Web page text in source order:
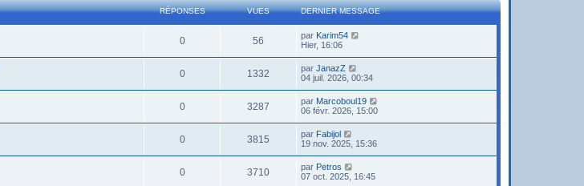
RÉPONSES VUES DERNIER MESSAGE
0 56 par Karim54
Hier, 16:06
0 1332 par JanazZ
04 juil. 2026, 00:34
0 3287 par Marcoboul19
06 févr. 2026, 15:00
0 3815 par Fabijol
19 nov. 2025, 15:36
0 3710 par Petros
07 oct. 2025, 16:45